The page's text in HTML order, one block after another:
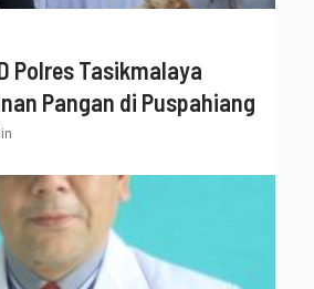
Polres Tasikmalaya
Pangan di Puspahiang